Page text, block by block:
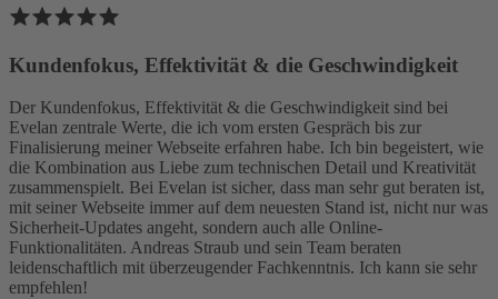
Kundenfokus, Effektivität & die Geschwindigkeit
Der Kundenfokus, Effektivität & die Geschwindigkeit sind bei
Evelan zentrale Werte, die ich vom ersten Gespräch bis zur
Finalisierung meiner Webseite erfahren habe. Ich bin begeistert, wie
die Kombination aus Liebe zum technischen Detail und Kreativität
zusammenspielt. Bei Evelan ist sicher, dass man sehr gut beraten ist,
mit seiner Webseite immer auf dem neuesten Stand ist, nicht nur was
Sicherheit-Updates angeht, sondern auch alle Online-
Funktionalitäten. Andreas Straub und sein Team beraten
leidenschaftlich mit überzeugender Fachkenntnis. Ich kann sie sehr
empfehlen!